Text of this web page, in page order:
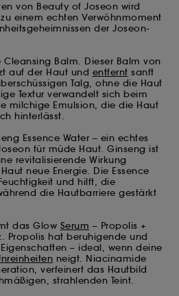
von Beauty of Joseon wird
einem echten Verwöhnmoment
der Joseon-
Balm. Dieser Balm von
auf der Haut und entfernt sanft
Talg, ohne die Haut
Textur verwandelt sich beim
milchige Emulsion, die die Haut
hinterlässt.
Essence Water – ein echtes
für müde Haut. Ginseng ist
revitalisierende Wirkung
neue Energie. Die Essence
und hilft, die
die Hautbarriere gestärkt
das Glow Serum – Propolis +
Propolis hat beruhigende und
– ideal, wenn deine
neigt. Niacinamide
verfeinert das Hautbild
strahlenden Teint.